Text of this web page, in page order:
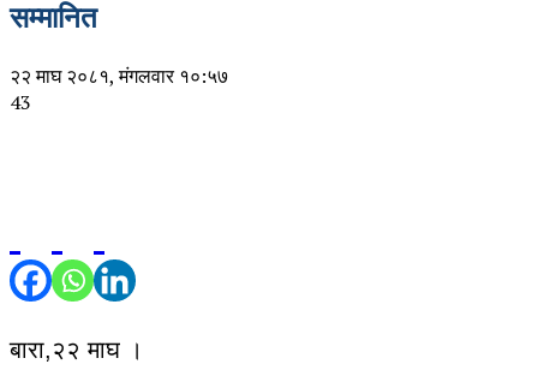
सम्मानित
२२ माघ २०८१, मंगलवार १०:५७
43
बारा,२२ माघ ।